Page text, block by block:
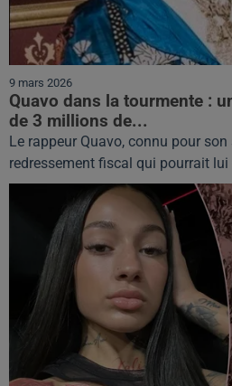
9 mars 2026
Quavo dans la tourmente :
de 3 millions de...
Le rappeur Quavo, connu pour
redressement fiscal qui pourrait lui